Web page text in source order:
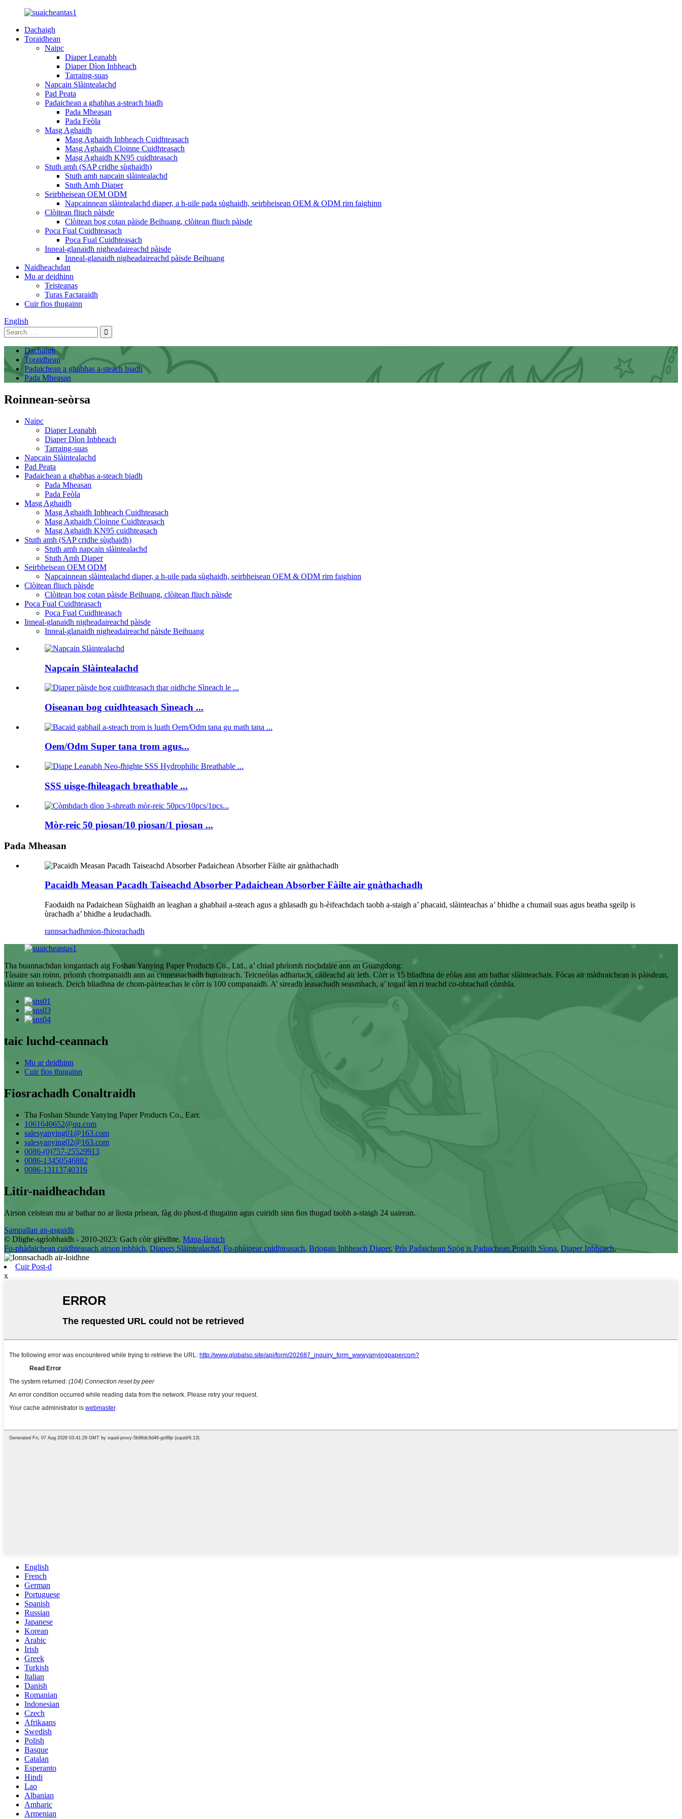
Dachaigh
Toraidhean
Naipc
Diaper Leanabh
Diaper Dìon Inbheach
Tarraing-suas
Napcain Slàintealachd
Pad Peata
Padaichean a ghabhas a-steach biadh
Pada Mheasan
Pada Feòla
Masg Aghaidh
Masg Aghaidh Inbheach Cuidhteasach
Masg Aghaidh Cloinne Cuidhteasach
Masg Aghaidh KN95 cuidhteasach
Stuth amh (SAP cridhe sùghaidh)
Stuth amh napcain slàintealachd
Stuth Amh Diaper
Seirbheisean OEM ODM
Napcainnean slàintealachd diaper, a h-uile pada sùghaidh, seirbheisean OEM & ODM rim faighinn
Clòitean fliuch pàisde
Clòitean bog cotan pàisde Beihuang, clòitean fliuch pàisde
Poca Fual Cuidhteasach
Poca Fual Cuidhteasach
Inneal-glanaidh nigheadaireachd pàisde
Inneal-glanaidh nigheadaireachd pàisde Beihuang
Naidheachdan
Mu ar deidhinn
Teisteanas
Turas Factaraidh
Cuir fios thugainn
English
Dachaigh
Toraidhean
Padaichean a ghabhas a-steach biadh
Pada Mheasan
Roinnean-seòrsa
Naipc
Diaper Leanabh
Diaper Dìon Inbheach
Tarraing-suas
Napcain Slàintealachd
Pad Peata
Padaichean a ghabhas a-steach biadh
Pada Mheasan
Pada Feòla
Masg Aghaidh
Masg Aghaidh Inbheach Cuidhteasach
Masg Aghaidh Cloinne Cuidhteasach
Masg Aghaidh KN95 cuidhteasach
Stuth amh (SAP cridhe sùghaidh)
Stuth amh napcain slàintealachd
Stuth Amh Diaper
Seirbheisean OEM ODM
Napcainnean slàintealachd diaper, a h-uile pada sùghaidh, seirbheisean OEM & ODM rim faighinn
Clòitean fliuch pàisde
Clòitean bog cotan pàisde Beihuang, clòitean fliuch pàisde
Poca Fual Cuidhteasach
Poca Fual Cuidhteasach
Inneal-glanaidh nigheadaireachd pàisde
Inneal-glanaidh nigheadaireachd pàisde Beihuang
Napcain Slàintealachd
Oiseanan bog cuidhteasach Sìneach ...
Oem/Odm Super tana trom agus...
SSS uisge-fhìleagach breathable ...
Mòr-reic 50 pìosan/10 pìosan/1 pìosan ...
Pada Mheasan
Pacaidh Measan Pacadh Taiseachd Absorber Padaichean Absorber Fàilte air gnàthachadh
Faodaidh na Padaichean Sùghaidh an leaghan a ghabhail a-steach agus a ghlasadh gu h-èifeachdach taobh a-staigh a’ phacaid, slàinteachas a’ bhidhe a chumail suas agus beatha sgeilp is
ùrachadh a’ bhidhe a leudachadh.
rannsachadhmion-fhiosrachadh
Tha buannachdan iongantach aig Foshan Yanying Paper Products Co., Ltd., a’ chiad phrìomh riochdaire ann an Guangdong:
Tùsaire san roinn, prìomh chompanaidh ann an cinneasachadh bunaiteach. Teicneòlas adhartach, càileachd air leth. Còrr is 15 bliadhna de eòlas ann am bathar slàinteachais. Fòcas air màthraichean is pàisdean,
slàinte an toiseach. Deich bliadhna de chom-pàirteachas le còrr is 100 companaidh. A’ sireadh leasachadh seasmhach, a’ togail àm ri teachd co-obrachail còmhla.
taic luchd-ceannach
Mu ar deidhinn
Cuir fios thugainn
Fiosrachadh Conaltraidh
Tha Foshan Shunde Yanying Paper Products Co., Earr.
1061640652@qq.com
salesyanying01@163.com
salesyanying02@163.com
0086-(0)757-25529913
0086-13450546882
0086-13113740316
Litir-naidheachdan
Airson ceistean mu ar bathar no ar liosta prìsean, fàg do phost-d thugainn agus cuiridh sinn fios thugad taobh a-staigh 24 uairean.
Sampallan an-asgaidh
© Dlighe-sgrìobhaidh - 2010-2023: Gach còir glèidhte. Mapa-làraich
Fo-phàdaichean cuidhteasach airson inbhich, Diapers Slàintealachd, Fo-phàipear cuidhteasach, Briogais Inbheach Diaper, Prìs Padaichean Spòg is Padaichean Potaidh Sìona, Diaper Inbheach,
Cuir Post-d
x
English
French
German
Portuguese
Spanish
Russian
Japanese
Korean
Arabic
Irish
Greek
Turkish
Italian
Danish
Romanian
Indonesian
Czech
Afrikaans
Swedish
Polish
Basque
Catalan
Esperanto
Hindi
Lao
Albanian
Amharic
Armenian